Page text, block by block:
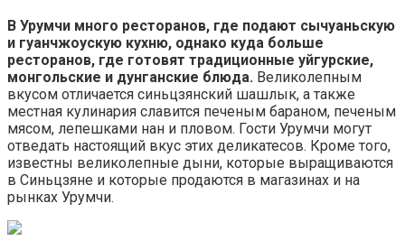
В Урумчи много ресторанов, где подают сычуаньскую
и гуанчжоускую кухню, однако куда больше
ресторанов, где готовят традиционные уйгурские,
монгольские и дунганские блюда. Великолепным
вкусом отличается синьцзянский шашлык, а также
местная кулинария славится печеным бараном, печеным
мясом, лепешками нан и пловом. Гости Урумчи могут
отведать настоящий вкус этих деликатесов. Кроме того,
известны великолепные дыни, которые выращиваются
в Синьцзяне и которые продаются в магазинах и на
рынках Урумчи.